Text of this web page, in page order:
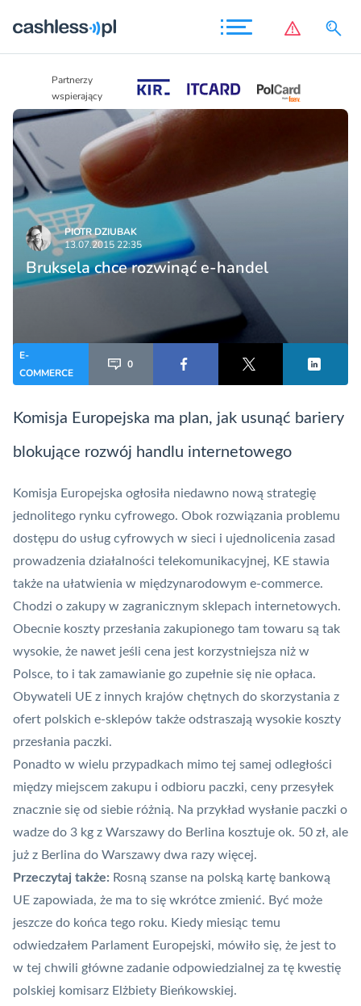
Partnerzy
wspierający
PIOTR DZIUBAK
13.07.2015 22:35
Bruksela chce rozwinąć e-handel
E-
COMMERCE
0
Komisja Europejska ma plan, jak usunąć bariery
blokujące rozwój handlu internetowego
Komisja Europejska ogłosiła niedawno nową strategię
jednolitego rynku cyfrowego. Obok rozwiązania problemu
dostępu do usług cyfrowych w sieci i ujednolicenia zasad
prowadzenia działalności telekomunikacyjnej, KE stawia
także na ułatwienia w międzynarodowym e-commerce.
Chodzi o zakupy w zagranicznym sklepach internetowych.
Obecnie koszty przesłania zakupionego tam towaru są tak
wysokie, że nawet jeśli cena jest korzystniejsza niż w
Polsce, to i tak zamawianie go zupełnie się nie opłaca.
Obywateli UE z innych krajów chętnych do skorzystania z
ofert polskich e-sklepów także odstraszają wysokie koszty
przesłania paczki.
Ponadto w wielu przypadkach mimo tej samej odległości
między miejscem zakupu i odbioru paczki, ceny przesyłek
znacznie się od siebie różnią. Na przykład wysłanie paczki o
wadze do 3 kg z Warszawy do Berlina kosztuje ok. 50 zł, ale
już z Berlina do Warszawy dwa razy więcej.
Przeczytaj także: Rosną szanse na polską kartę bankową
UE zapowiada, że ma to się wkrótce zmienić. Być może
jeszcze do końca tego roku. Kiedy miesiąc temu
odwiedzałem Parlament Europejski, mówiło się, że jest to
w tej chwili główne zadanie odpowiedzialnej za tę kwestię
polskiej komisarz Elżbiety Bieńkowskiej.